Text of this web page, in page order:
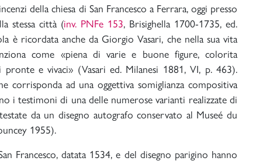
della chiesa di San Francesco a Ferrara, oggi presso
stessa città (inv. PNFe 153, Brisighella 1700-1735, ed.
è ricordata anche da Giorgio Vasari, che nella sua vita
come «piena di varie e buone figure, colorita
pronte e vivaci» (Vasari ed. Milanesi 1881, VI, p. 463).
corrisponda ad una oggettiva somiglianza compositiva
i testimoni di una delle numerose varianti realizzate di
da un disegno autografo conservato al Museé du
1955).
Francesco, datata 1534, e del disegno parigino hanno